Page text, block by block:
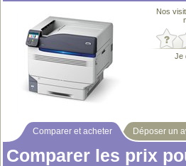
Nos
Je
Comparer et acheter Déposer un
Comparer les prix